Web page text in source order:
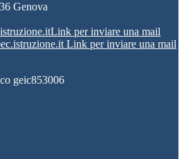
Genova
Link per inviare una mail
Link per inviare una mail
geic853006